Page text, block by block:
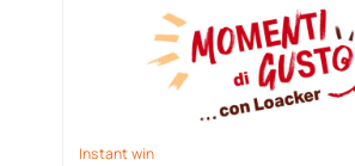
Instant win